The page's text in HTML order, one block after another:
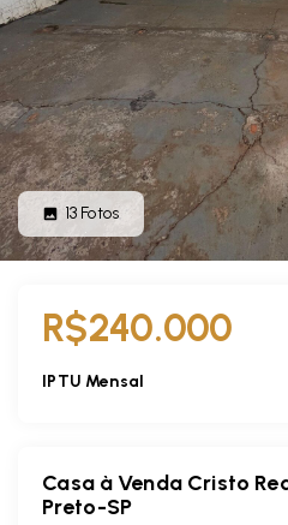
13 Fotos
R$240.000
IPTU Mensal
Casa à Venda Cristo
Preto-SP